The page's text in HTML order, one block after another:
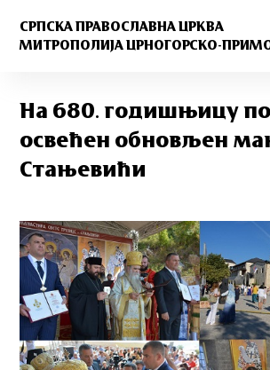
СРПСКА ПРАВОСЛАВНА ЦРКВА
МИТРОПОЛИЈА ЦРНОГОРСКО-
На 680. годишњицу
освећен обновљен
Стањевићи